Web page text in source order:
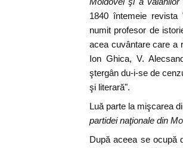
1840 întemeie
numit profesor de
acea cuvântare care a
Ion Ghica, V.
ştergân du-i-se de
şi literară".
Luă parte la mişcarea
partidei naţionale din
După aceea se ocupă